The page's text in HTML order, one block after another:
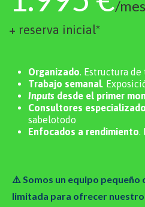
/mes
+ reserva inicial*
Organizado. Estructura
Trabajo semanal.
Inputs desde el primer
Consultores
sabelotodo
Enfocados a rendimiento.
⚠️ Somos un equipo pequeño
limitada para ofrecer